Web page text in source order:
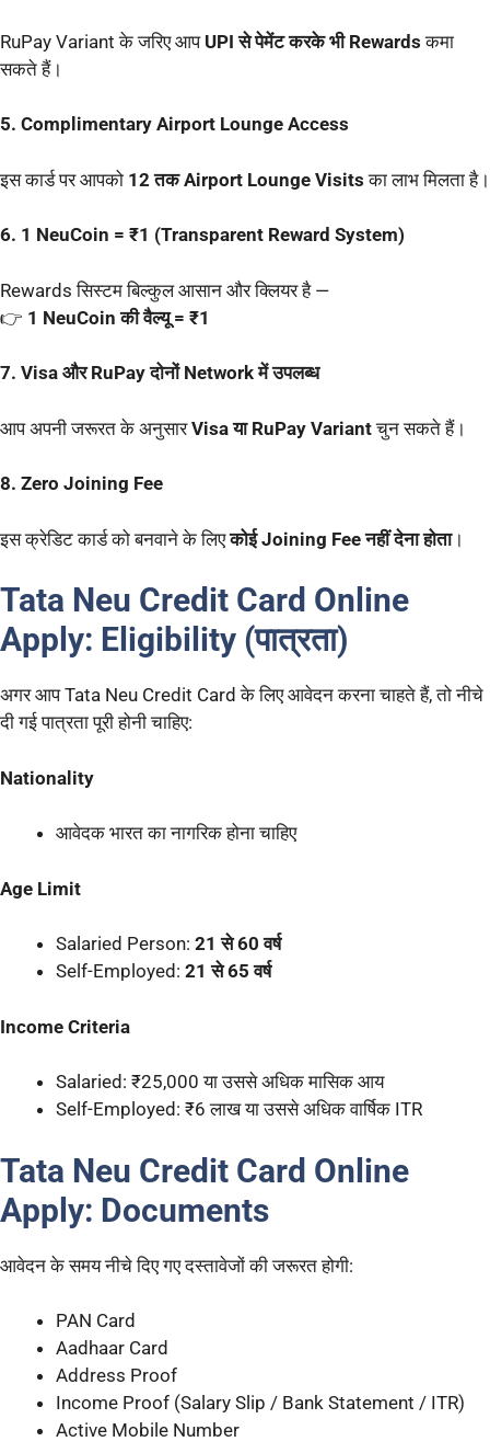
RuPay Variant के जरिए आप UPI से पेमेंट करके भी Rewards कमा
सकते हैं।
5. Complimentary Airport Lounge Access
इस कार्ड पर आपको 12 तक Airport Lounge Visits का लाभ मिलता है।
6. 1 NeuCoin = ₹1 (Transparent Reward System)
Rewards सिस्टम बिल्कुल आसान और क्लियर है —
👉 1 NeuCoin की वैल्यू = ₹1
7. Visa और RuPay दोनों Network में उपलब्ध
आप अपनी जरूरत के अनुसारVisa या RuPay Variantचुन सकते हैं।
8. Zero Joining Fee
इस क्रेडिट कार्ड को बनवाने के लिएकोई Joining Fee नहीं देना होता।
Tata Neu Credit Card Online
Apply: Eligibility (पात्रता)
अगर आप Tata Neu Credit Card के लिए आवेदन करना चाहते हैं, तो नीचे
दी गई पात्रता पूरी होनी चाहिए:
Nationality
आवेदक भारत का नागरिक होना चाहिए
Age Limit
Salaried Person: 21 से 60 वर्ष
Self-Employed: 21 से 65 वर्ष
Income Criteria
Salaried: ₹25,000 या उससे अधिक मासिक आय
Self-Employed: ₹6 लाख या उससे अधिक वार्षिक ITR
Tata Neu Credit Card Online
Apply: Documents
आवेदन के समय नीचे दिए गए दस्तावेजों की जरूरत होगी:
PAN Card
Aadhaar Card
Address Proof
Income Proof (Salary Slip / Bank Statement / ITR)
Active Mobile Number